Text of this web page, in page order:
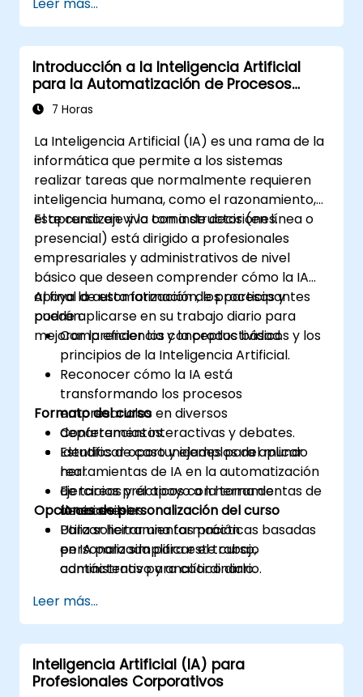
Introducción a la Inteligencia Artificial
para la Automatización de Procesos
Empresariales
7 Horas
La Inteligencia Artificial (IA) es una rama de la
informática que permite a los sistemas
realizar tareas que normalmente requieren
inteligencia humana, como el razonamiento,
el aprendizaje y la toma de decisiones.
Este curso en vivo con instructor (en línea o
presencial) está dirigido a profesionales
empresariales y administrativos de nivel
básico que deseen comprender cómo la IA
apoya la automatización de procesos y
puede aplicarse en su trabajo diario para
mejorar la eficiencia y la productividad.
Al final de esta formación, los participantes
podrán:
Comprender los conceptos básicos y los
principios de la Inteligencia Artificial.
Reconocer cómo la IA está
transformando los procesos
empresariales en diversos
departamentos.
Identificar oportunidades para aplicar
herramientas de IA en la automatización
de tareas y el apoyo a la toma de
decisiones.
Utilizar herramientas prácticas basadas
en IA para simplificar el trabajo
administrativo y analítico diario.
Formato del curso
Conferencias interactivas y debates.
Estudios de caso y ejemplos del mundo
real.
Ejercicios prácticos con herramientas de
IA accesibles.
Opciones de personalización del curso
Para solicitar una formación
personalizada para este curso,
contáctenos para coordinarlo.
Leer más...
Inteligencia Artificial (IA) para
Profesionales Corporativos